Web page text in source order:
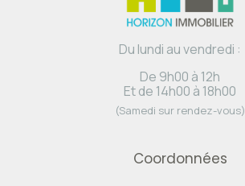
Du lundi au vendredi :
De 9h00 à 12h
Et de 14h00 à 18h00
(Samedi sur rendez-vous)
Coordonnées